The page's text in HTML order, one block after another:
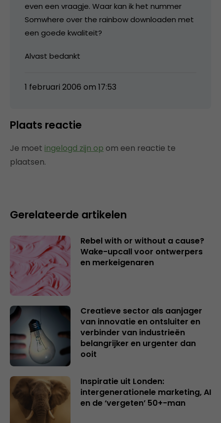
even een vraagje. Waar kan ik het nummer
Somwhere over the rainbow downloaden met
een goede kwaliteit?
Alvast bedankt
1 februari 2006 om 17:53
Plaats reactie
Je moet ingelogd zijn op om een reactie te
plaatsen.
Gerelateerde artikelen
Rebel with or without a cause?
Wake-upcall voor ontwerpers
en merkeigenaren
Creatieve sector als aanjager
van innovatie en ontsluiter en
verbinder van industrieën
belangrijker en urgenter dan
ooit
Inspiratie uit Londen:
intergenerationele marketing, AI
en de ‘vergeten’ 50+-man